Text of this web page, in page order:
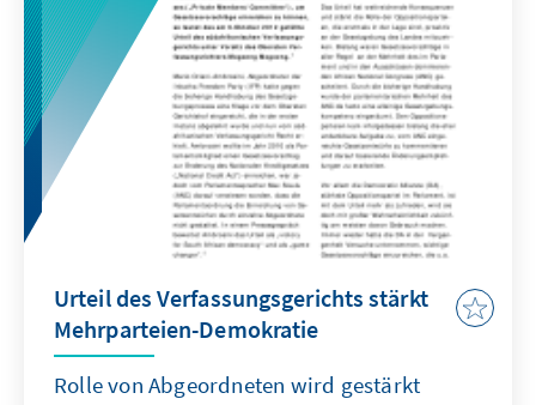
Urteil des Verfassungsgerichts stärkt
Mehrparteien-Demokratie
Rolle von Abgeordneten wird gestärkt